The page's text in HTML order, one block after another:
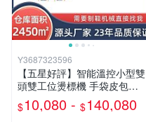
Y3687323596
【五星好評】智能溫控小型雙
頭雙工位燙標機 手袋皮包箱
包徽章燙金熱轉印機
$10,080 - $140,080